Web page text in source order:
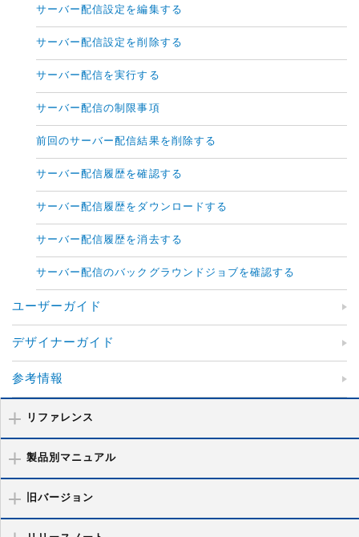
サーバー配信設定を編集する
サーバー配信設定を削除する
サーバー配信を実行する
サーバー配信の制限事項
前回のサーバー配信結果を削除する
サーバー配信履歴を確認する
サーバー配信履歴をダウンロードする
サーバー配信履歴を消去する
サーバー配信のバックグラウンドジョブを確認する
ユーザーガイド
デザイナーガイド
参考情報
リファレンス
製品別マニュアル
旧バージョン